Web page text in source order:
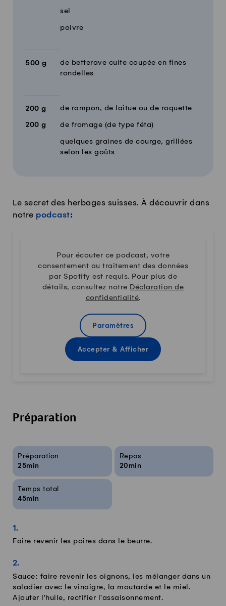
sel
poivre
500 g
de betterave cuite coupée en fines
rondelles
200 g de rampon, de laitue ou de roquette
200 g de fromage (de type féta)
quelques graines de courge, grillées
selon les goûts
Le secret des herbages suisses. À découvrir dans
notre podcast:
Pour écouter ce podcast, votre
consentement au traitement des données
par Spotify est requis. Pour plus de
détails, consultez notre Déclaration de
confidentialité.
Paramètres
Accepter & Afficher
Préparation
Infos sur la recette
Préparation
25min
Repos
20min
Temps total
45min
Faire revenir les poires dans le beurre.
Sauce: faire revenir les oignons, les mélanger dans un
saladier avec le vinaigre, la moutarde et le miel.
Ajouter l'huile, rectifier l'assaisonnement.